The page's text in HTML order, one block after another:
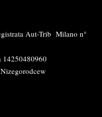
Aut-Trib Milano n°
14250480960